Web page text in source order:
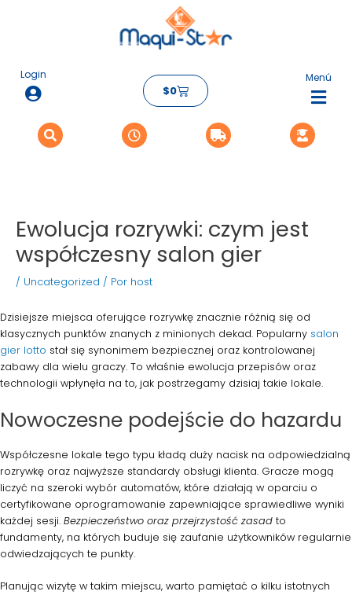
Login
$0Carrito
Menú
Ewolucja rozrywki: czym jest
współczesny salon gier
/ Uncategorized / Por host
Dzisiejsze miejsca oferujące rozrywkę znacznie różnią się od
klasycznych punktów znanych z minionych dekad. Popularny salon
gier lotto stał się synonimem bezpiecznej oraz kontrolowanej
zabawy dla wielu graczy. To właśnie ewolucja przepisów oraz
technologii wpłynęła na to, jak postrzegamy dzisiaj takie lokale.
Nowoczesne podejście do hazardu
Współczesne lokale tego typu kładą duży nacisk na odpowiedzialną
rozrywkę oraz najwyższe standardy obsługi klienta. Gracze mogą
liczyć na szeroki wybór automatów, które działają w oparciu o
certyfikowane oprogramowanie zapewniające sprawiedliwe wyniki
każdej sesji. Bezpieczeństwo oraz przejrzystość zasad to
fundamenty, na których buduje się zaufanie użytkowników regularnie
odwiedzających te punkty.
Planując wizytę w takim miejscu, warto pamiętać o kilku istotnych